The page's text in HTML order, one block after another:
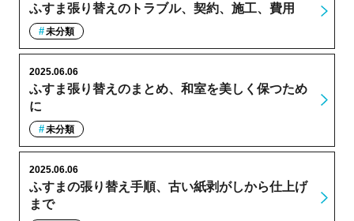
ふすま張り替えのトラブル、契約、施工、費用
未分類
ふすま張り替えのまとめ、和室を美しく保つため
に
2025.06.06
未分類
ふすまの張り替え手順、古い紙剥がしから仕上げ
まで
2025.06.06